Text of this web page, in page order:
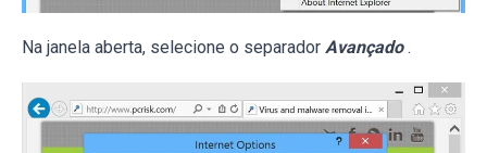
Na janela aberta, selecione o separador Avançado .